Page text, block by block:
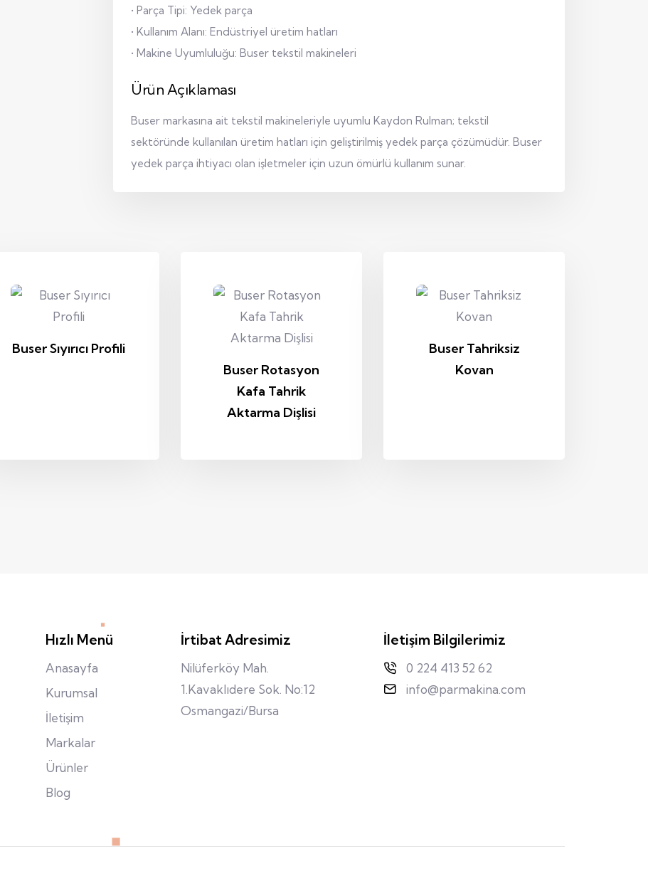
• Parça Tipi: Yedek parça
• Kullanım Alanı: Endüstriyel üretim hatları
• Makine Uyumluluğu: Buser tekstil makineleri
Ürün Açıklaması
Buser markasına ait tekstil makineleriyle uyumlu Kaydon Rulman; tekstil
sektöründe kullanılan üretim hatları için geliştirilmiş yedek parça çözümüdür. Buser
yedek parça ihtiyacı olan işletmeler için uzun ömürlü kullanım sunar.
Buser Sıyırıcı Profili
Buser Rotasyon
Kafa Tahrik
Aktarma Dişlisi
Buser Tahriksiz
Kovan
Hızlı Menü
Anasayfa
Kurumsal
İletişim
Markalar
Ürünler
Blog
İrtibat Adresimiz
Nilüferköy Mah.
1.Kavaklıdere Sok. No:12
Osmangazi/Bursa
İletişim Bilgilerimiz
0 224 413 52 62
info@parmakina.com